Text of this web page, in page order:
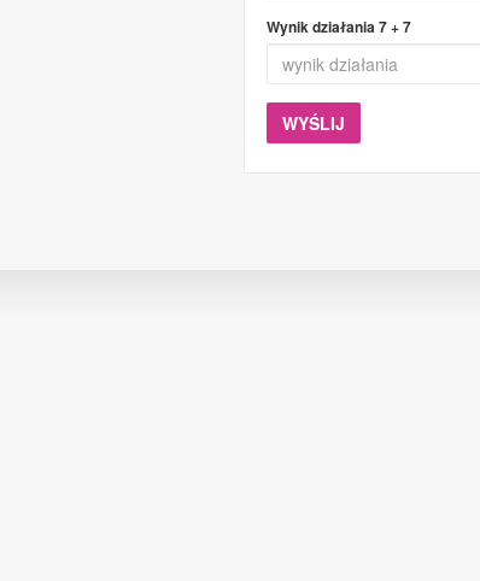
Wynik działania7 + 7